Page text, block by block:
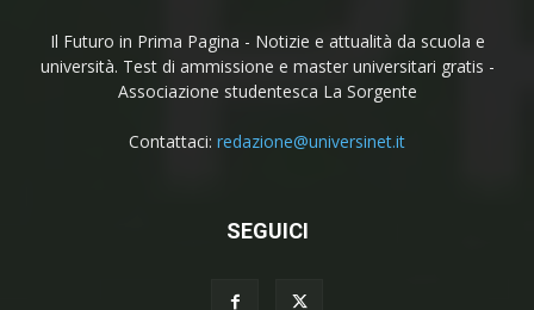
Il Futuro in Prima Pagina - Notizie e attualità da scuola e
università. Test di ammissione e master universitari gratis -
Associazione studentesca La Sorgente
Contattaci: redazione@universinet.it
SEGUICI